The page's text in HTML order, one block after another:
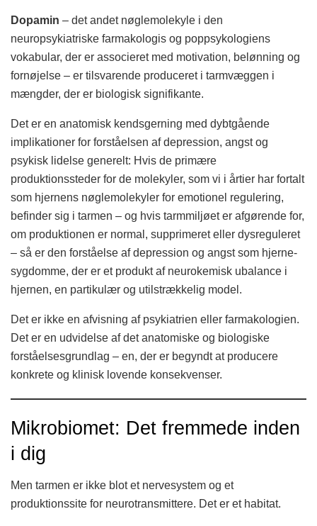
Dopamin – det andet nøglemolekyle i den
neuropsykiatriske farmakologis og poppsykologiens
vokabular, der er associeret med motivation, belønning og
fornøjelse – er tilsvarende produceret i tarmvæggen i
mængder, der er biologisk signifikante.
Det er en anatomisk kendsgerning med dybtgående
implikationer for forståelsen af depression, angst og
psykisk lidelse generelt: Hvis de primære
produktionssteder for de molekyler, som vi i årtier har fortalt
som hjernens nøglemolekyler for emotionel regulering,
befinder sig i tarmen – og hvis tarmmiljøet er afgørende for,
om produktionen er normal, supprimeret eller dysreguleret
– så er den forståelse af depression og angst som hjerne-
sygdomme, der er et produkt af neurokemisk ubalance i
hjernen, en partikulær og utilstrækkelig model.
Det er ikke en afvisning af psykiatrien eller farmakologien.
Det er en udvidelse af det anatomiske og biologiske
forståelsesgrundlag – en, der er begyndt at producere
konkrete og klinisk lovende konsekvenser.
Mikrobiomet: Det fremmede inden
i dig
Men tarmen er ikke blot et nervesystem og et
produktionssite for neurotransmittere. Det er et habitat.